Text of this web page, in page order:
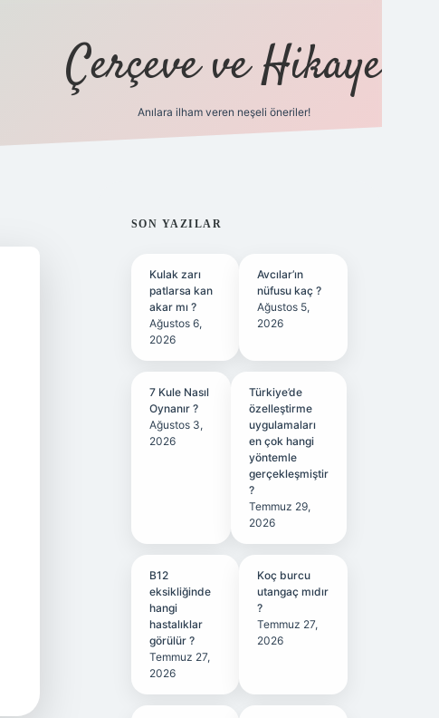
Çerçeve ve Hikaye
Anılara ilham veren neşeli öneriler!
SIDEBAR
SON YAZILAR
Kulak zarı
patlarsa kan
akar mı ?
Ağustos 6,
2026
Avcılar’ın
nüfusu kaç ?
Ağustos 5,
2026
7 Kule Nasıl
Oynanır ?
Ağustos 3,
2026
Türkiye’de
özelleştirme
uygulamaları
en çok hangi
yöntemle
gerçekleşmiştir
?
Temmuz 29,
2026
B12
eksikliğinde
hangi
hastalıklar
görülür ?
Temmuz 27,
2026
Koç burcu
utangaç mıdır
?
Temmuz 27,
2026